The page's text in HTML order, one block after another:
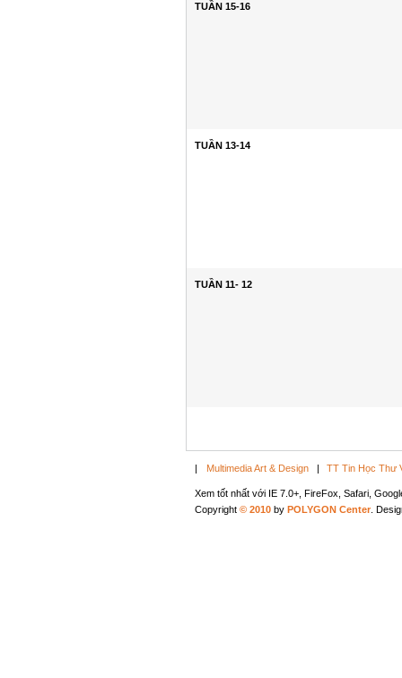
TUẦN 15-16
TUẦN 13-14
TUẦN 11- 12
| Multimedia Art & Design | TT Tin Học Thư
Xem tốt nhất với IE 7.0+, FireFox, Safari,
Copyright © 2010 by POLYGON Center .